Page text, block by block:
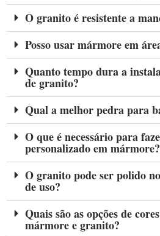
O granito é resistente a
Posso usar mármore em
Quanto tempo dura a
de granito?
Qual a melhor pedra para
O que é necessário para
personalizado em mármore?
O granito pode ser polido
de uso?
Quais são as opções de
mármore e granito?